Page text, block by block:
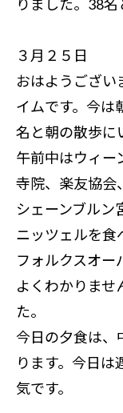
りました。38名
３月２５日
おはようござい
イムです。今は
名と朝の散歩に
午前中はウィー
寺院、楽友協会
シェーンブルン
ニッツェルを食
フォルクスオー
よくわかりませ
た。
今日の夕食は、
ります。今日は
気です。